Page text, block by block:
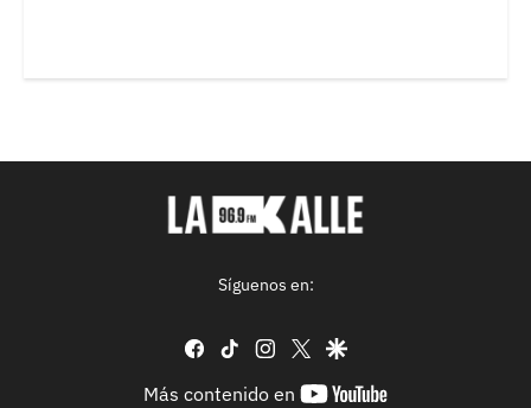
Síguenos en:
facebook
tiktok instagram
twittergoogle
Más contenido en
youtube-